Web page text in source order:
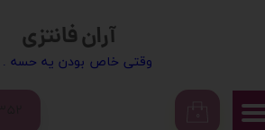
آران فانتزی
​​وقتی خاص بودن یه حسه
سفارشات